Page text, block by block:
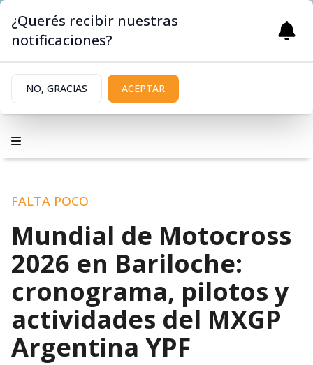
FALTA POCO
Mundial de Motocross
2026 en Bariloche:
cronograma, pilotos y
actividades del MXGP
Argentina YPF
¿Querés recibir nuestras
notificaciones?
NO, GRACIAS ACEPTAR